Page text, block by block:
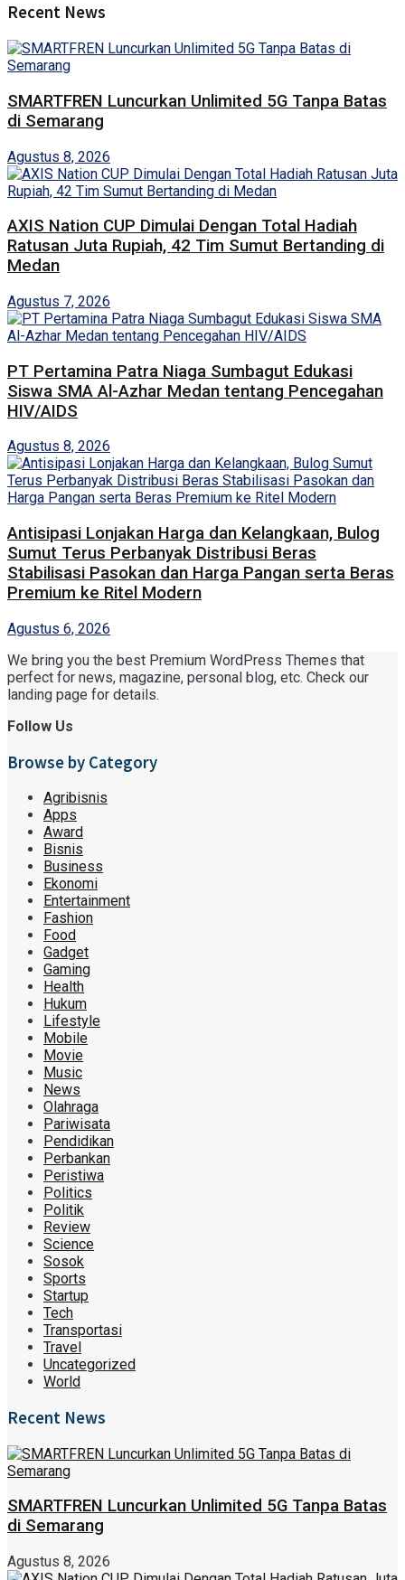
Recent News
SMARTFREN Luncurkan Unlimited 5G Tanpa Batas
di Semarang
Agustus 8, 2026
AXIS Nation CUP Dimulai Dengan Total Hadiah
Ratusan Juta Rupiah, 42 Tim Sumut Bertanding di
Medan
Agustus 7, 2026
PT Pertamina Patra Niaga Sumbagut Edukasi
Siswa SMA Al-Azhar Medan tentang Pencegahan
HIV/AIDS
Agustus 8, 2026
Antisipasi Lonjakan Harga dan Kelangkaan, Bulog
Sumut Terus Perbanyak Distribusi Beras
Stabilisasi Pasokan dan Harga Pangan serta Beras
Premium ke Ritel Modern
Agustus 6, 2026
We bring you the best Premium WordPress Themes that
perfect for news, magazine, personal blog, etc. Check our
landing page for details.
Follow Us
Browse by Category
Agribisnis
Apps
Award
Bisnis
Business
Ekonomi
Entertainment
Fashion
Food
Gadget
Gaming
Health
Hukum
Lifestyle
Mobile
Movie
Music
News
Olahraga
Pariwisata
Pendidikan
Perbankan
Peristiwa
Politics
Politik
Review
Science
Sosok
Sports
Startup
Tech
Transportasi
Travel
Uncategorized
World
Recent News
SMARTFREN Luncurkan Unlimited 5G Tanpa Batas
di Semarang
Agustus 8, 2026